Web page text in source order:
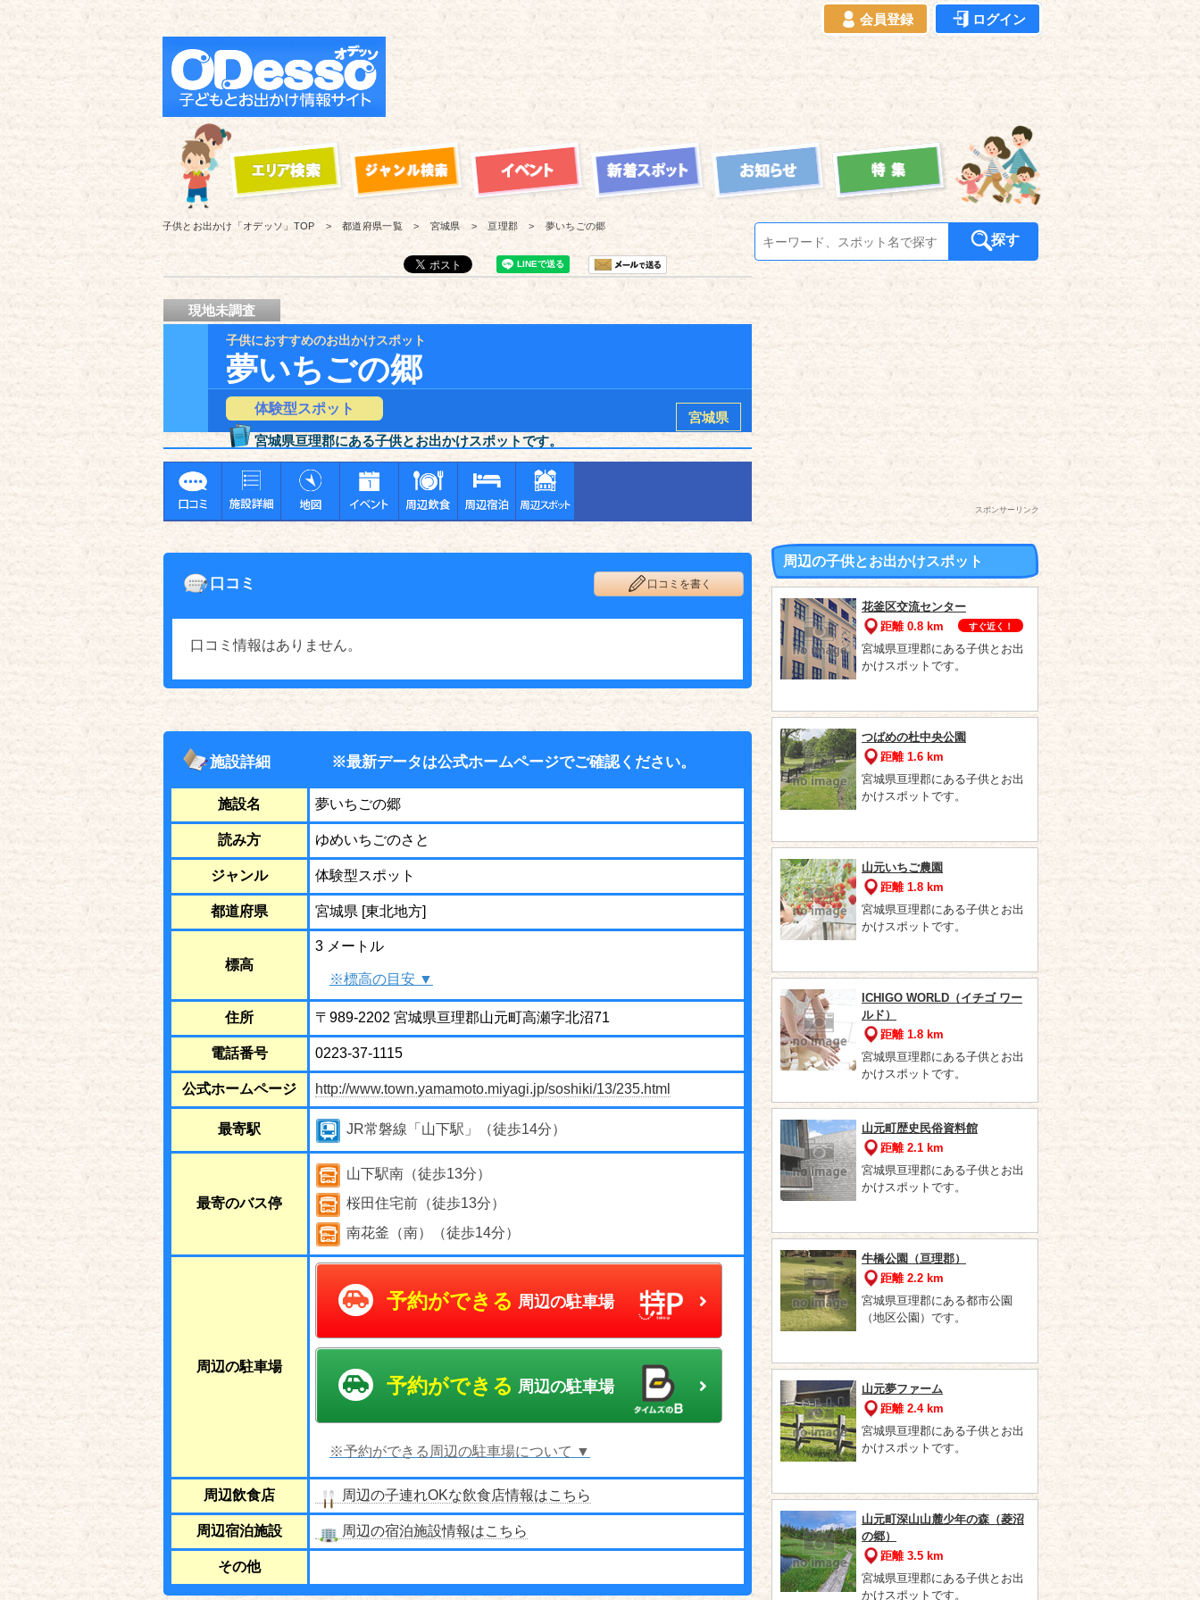
会員登録 ログイン
子供とお出かけ「オデッソ」 TOP 都道府県一覧 宮城県 亘理郡 夢いちごの郷
探す
現地未調査
子供におすすめのお出かけスポット
夢いちごの郷
体験型スポット
宮城県
宮城県亘理郡にある子供とお出かけスポットです。
口コミ 口コミを書く
口コミ情報はありません。
施設詳細 ※最新データは公式ホームページでご確認ください。
施設名 夢いちごの郷
読み方 ゆめいちごのさと
ジャンル 体験型スポット
都道府県 宮城県 [東北地方]
標高
3 メートル
※標高の目安 ▼
住所 〒989-2202 宮城県亘理郡山元町高瀬字北沼71
電話番号 0223-37-1115
公式ホームページ http://www.town.yamamoto.miyagi.jp/soshiki/13/235.html
最寄駅 JR常磐線「山下駅」（徒歩14分）
最寄のバス停
山下駅南（徒歩13分）
桜田住宅前（徒歩13分）
南花釜（南）（徒歩14分）
周辺の駐車場
予約ができる 周辺の駐車場
予約ができる 周辺の駐車場
※予約ができる周辺の駐車場について ▼
周辺飲食店 周辺の子連れOKな飲食店情報はこちら
周辺宿泊施設 周辺の宿泊施設情報はこちら
その他
スポンサーリンク
周辺の子供とお出かけスポット
花釜区交流センター
距離 0.8 km
すぐ近く！
宮城県亘理郡にある子供とお出
かけスポットです。
つばめの杜中央公園
距離 1.6 km
宮城県亘理郡にある子供とお出
かけスポットです。
山元いちご農園
距離 1.8 km
宮城県亘理郡にある子供とお出
かけスポットです。
ICHIGO WORLD（イチゴ ワー
ルド）
距離 1.8 km
宮城県亘理郡にある子供とお出
かけスポットです。
山元町歴史民俗資料館
距離 2.1 km
宮城県亘理郡にある子供とお出
かけスポットです。
牛橋公園（亘理郡）
距離 2.2 km
宮城県亘理郡にある都市公園
（地区公園）です。
山元夢ファーム
距離 2.4 km
宮城県亘理郡にある子供とお出
かけスポットです。
山元町深山山麓少年の森（菱沼
の郷）
距離 3.5 km
宮城県亘理郡にある子供とお出
かけスポットです。